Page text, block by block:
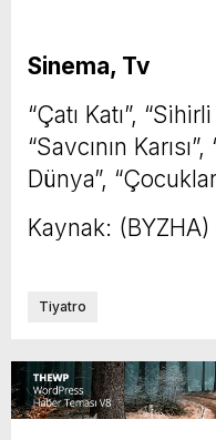
Sinema, Tv
“Çatı Katı”,
“Savcının
Dünya”,
Kaynak: (BYZHA)
Tiyatro